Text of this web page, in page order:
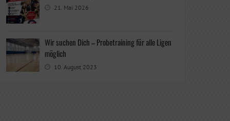
21. Mai 2026
Wir suchen Dich – Probetraining für alle Ligen
möglich
10. August 2023